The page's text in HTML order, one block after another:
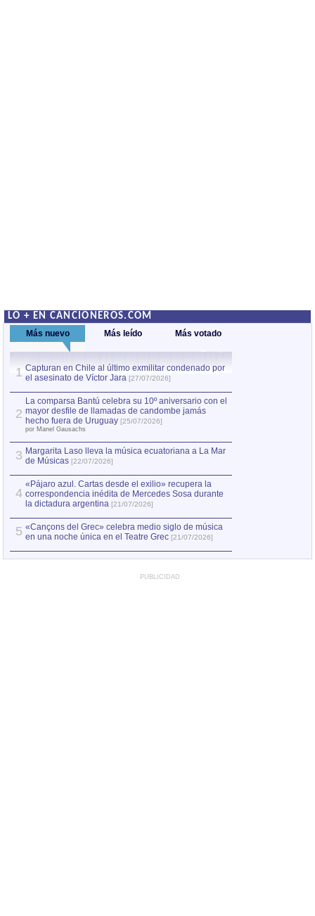
LO + EN CANCIONEROS.COM
Más nuevo Más leído Más votado
1 Capturan en Chile al último exmilitar condenado por
el asesinato de Víctor Jara [27/07/2026]
2
La comparsa Bantú celebra su 10º aniversario con el
mayor desfile de llamadas de candombe jamás
hecho fuera de Uruguay [25/07/2026]
por Manel Gausachs
3 Margarita Laso lleva la música ecuatoriana a La Mar
de Músicas [22/07/2026]
4
«Pájaro azul. Cartas desde el exilio» recupera la
correspondencia inédita de Mercedes Sosa durante
la dictadura argentina [21/07/2026]
5 «Cançons del Grec» celebra medio siglo de música
en una noche única en el Teatre Grec [21/07/2026]
PUBLICIDAD